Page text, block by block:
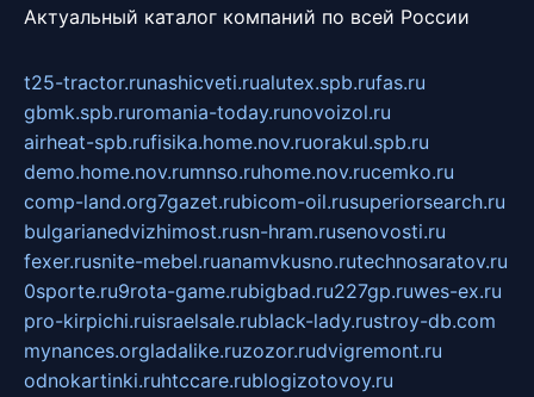
Актуальный каталог компаний по всей России
t25-tractor.runashicveti.rualutex.spb.rufas.ru
gbmk.spb.ruromania-today.runovoizol.ru
airheat-spb.rufisika.home.nov.ruorakul.spb.ru
demo.home.nov.rumnso.ruhome.nov.rucemko.ru
comp-land.org7gazet.rubicom-oil.rusuperiorsearch.ru
bulgarianedvizhimost.rusn-hram.rusenovosti.ru
fexer.rusnite-mebel.ruanamvkusno.rutechnosaratov.ru
0sporte.ru9rota-game.rubigbad.ru227gp.ruwes-ex.ru
pro-kirpichi.ruisraelsale.rublack-lady.rustroy-db.com
mynances.orgladalike.ruzozor.rudvigremont.ru
odnokartinki.ruhtccare.rublogizotovoy.ru